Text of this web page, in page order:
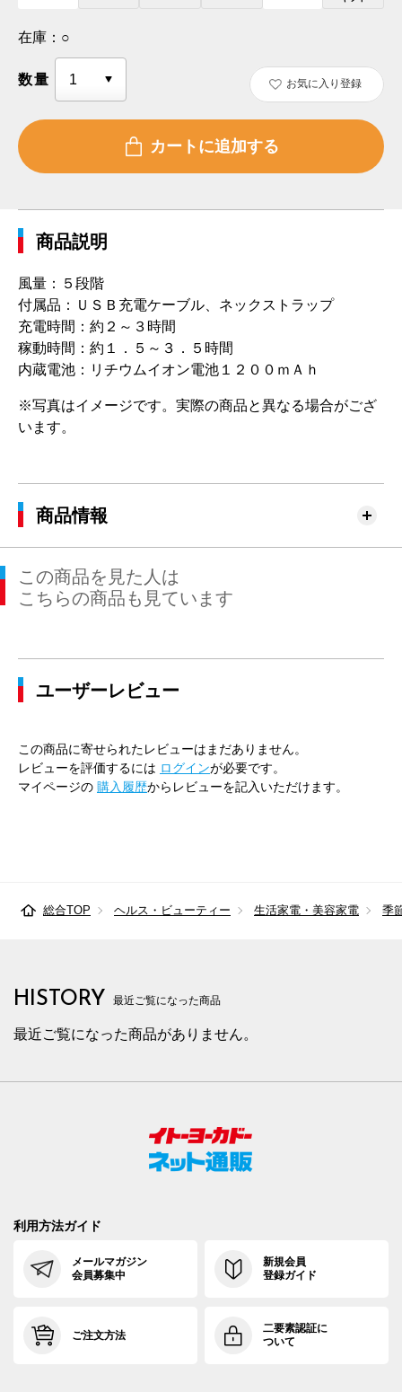
在庫： ○
数量 お気に入り登録
商品説明
風量：５段階
付属品：ＵＳＢ充電ケーブル、ネックストラップ
充電時間：約２～３時間
稼動時間：約１．５～３．５時間
内蔵電池：リチウムイオン電池１２００ｍＡｈ
※写真はイメージです。実際の商品と異なる場合がござ
います。
商品情報
この商品を見た人は
こちらの商品も見ています
ユーザーレビュー
この商品に寄せられたレビューはまだありません。
レビューを評価するには ログインが必要です。
マイページの 購入履歴からレビューを記入いただけます。
総合TOP ヘルス・ビューティー 生活家電・美容家電 季
HISTORY 最近ご覧になった商品
最近ご覧になった商品がありません。
利用方法ガイド
メールマガジン
会員募集中
新規会員
登録ガイド
ご注文方法
二要素認証に
ついて